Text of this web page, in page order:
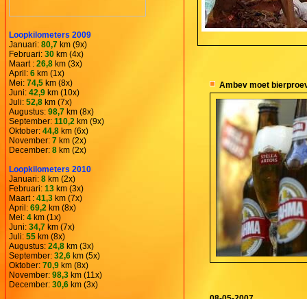
Loopkilometers 2009
Januari: 80,7 km (9x)
Februari: 30 km (4x)
Maart : 26,8 km (3x)
April: 6 km (1x)
Mei: 74,5 km (8x)
Juni: 42,9 km (10x)
Juli: 52,8 km (7x)
Augustus: 98,7 km (8x)
September: 110,2 km (9x)
Oktober: 44,8 km (6x)
November: 7 km (2x)
December: 8 km (2x)
Loopkilometers 2010
Januari: 8 km (2x)
Februari: 13 km (3x)
Maart : 41,3 km (7x)
April: 69,2 km (8x)
Mei: 4 km (1x)
Juni: 34,7 km (7x)
Juli: 55 km (8x)
Augustus: 24,8 km (3x)
September: 32,6 km (5x)
Oktober: 70,9 km (8x)
November: 98,3 km (11x)
December: 30,6 km (3x)
Ambev moet